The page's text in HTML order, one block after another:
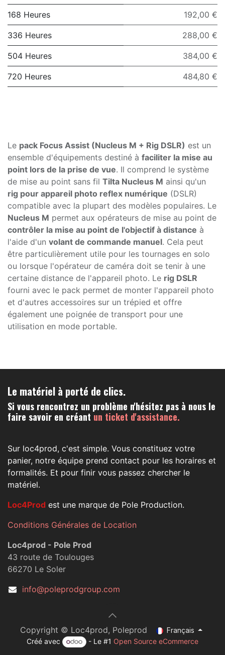
168 Heures 192,00 €
336 Heures 288,00 €
504 Heures 384,00 €
720 Heures 484,80 €
Le pack Focus Assist (Nucleus M + Rig DSLR) est un
ensemble d'équipements destiné à faciliter la mise au
point lors de la prise de vue. Il comprend le système
de mise au point sans fil Tilta Nucleus M ainsi qu'un
rig pour appareil photo reflex numérique (DSLR)
compatible avec la plupart des modèles populaires. Le
Nucleus M permet aux opérateurs de mise au point de
contrôler la mise au point de l'objectif à distance à
l'aide d'un volant de commande manuel. Cela peut
être particulièrement utile pour les tournages en solo
ou lorsque l'opérateur de caméra doit se tenir à une
certaine distance de l'appareil photo. Le rig DSLR
fourni avec le pack permet de monter l'appareil photo
et d'autres accessoires sur un trépied et offre
également une poignée de transport pour une
utilisation en mode portable.
Le matériel à porté de clics.
Si vous rencontrez un problème n'hésitez pas à nous le
faire savoir en créant un ticket d'assistance.
Sur loc4prod, c'est simple. Vous constituez votre
panier, notre équipe prend contact pour les horaires et
formalités. Et pour finir vous passez chercher le
matériel.
Loc4Prod est une marque de Pole Production.
Conditions Générales de Location
Loc4prod - Pole Prod
43 route de Toulouges
66270 Le Soler
info@poleprodgroup.com
Copyright © Loc4prod, Poleprod
Français
Créé avec
- Le #1 Open Source eCommerce